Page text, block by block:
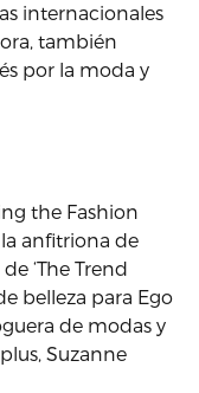
internacionales
también
por la moda y
the Fashion
la anfitriona de
‘The Trend
belleza para Ego
de modas y
Suzanne